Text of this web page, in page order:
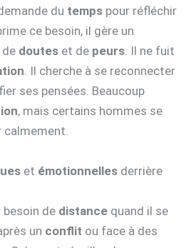
du temps pour réfléchir
ce besoin, il gère un
de doutes et de peurs. Il ne fuit
. Il cherche à se reconnecter
ses pensées. Beaucoup
, mais certains hommes se
calmement.
et émotionnelles derrière
besoin de distance quand il se
un conflit ou face à des